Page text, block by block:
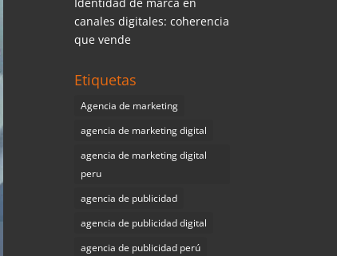
canales digitales: coherencia
que vende
Etiquetas
Agencia de marketing
agencia de marketing digital
agencia de marketing digital
peru
agencia de publicidad
agencia de publicidad digital
agencia de publicidad perú